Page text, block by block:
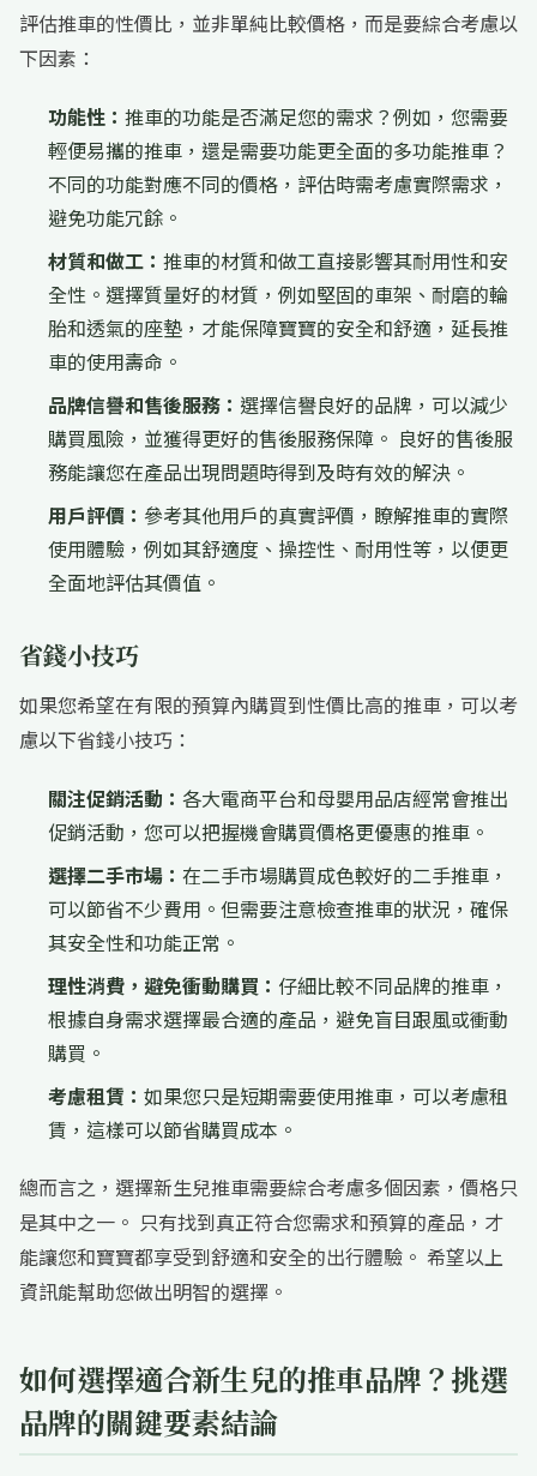
評估推車的性價比，並非單純比較價格，而是要綜合考慮以
下因素：
功能性： 推車的功能是否滿足您的需求？例如，您需要
輕便易攜的推車，還是需要功能更全面的多功能推車？
不同的功能對應不同的價格，評估時需考慮實際需求，
避免功能冗餘。
材質和做工： 推車的材質和做工直接影響其耐用性和安
全性。選擇質量好的材質，例如堅固的車架、耐磨的輪
胎和透氣的座墊，才能保障寶寶的安全和舒適，延長推
車的使用壽命。
品牌信譽和售後服務： 選擇信譽良好的品牌，可以減少
購買風險，並獲得更好的售後服務保障。 良好的售後服
務能讓您在產品出現問題時得到及時有效的解決。
用戶評價： 參考其他用戶的真實評價，瞭解推車的實際
使用體驗，例如其舒適度、操控性、耐用性等，以便更
全面地評估其價值。
省錢小技巧
如果您希望在有限的預算內購買到性價比高的推車，可以考
慮以下省錢小技巧：
關注促銷活動： 各大電商平台和母嬰用品店經常會推出
促銷活動，您可以把握機會購買價格更優惠的推車。
選擇二手市場： 在二手市場購買成色較好的二手推車，
可以節省不少費用。但需要注意檢查推車的狀況，確保
其安全性和功能正常。
理性消費，避免衝動購買： 仔細比較不同品牌的推車，
根據自身需求選擇最合適的產品，避免盲目跟風或衝動
購買。
考慮租賃： 如果您只是短期需要使用推車，可以考慮租
賃，這樣可以節省購買成本。
總而言之，選擇新生兒推車需要綜合考慮多個因素，價格只
是其中之一。 只有找到真正符合您需求和預算的產品，才
能讓您和寶寶都享受到舒適和安全的出行體驗。 希望以上
資訊能幫助您做出明智的選擇。
如何選擇適合新生兒的推車品牌？挑選
品牌的關鍵要素結論